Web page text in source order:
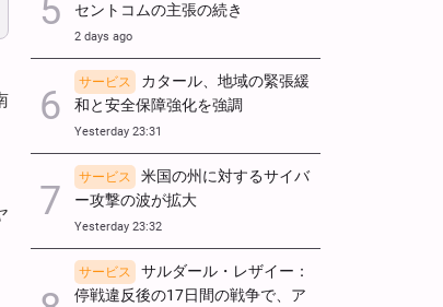
セントコムの主張の続き
2 days ago
サービス
カタール、地域の緊張緩
和と安全保障強化を強調
Yesterday 23:31
サービス
米国の州に対するサイバ
ー攻撃の波が拡大
Yesterday 23:32
サービス
サルダール・レザイー：
停戦違反後の17日間の戦争で、ア